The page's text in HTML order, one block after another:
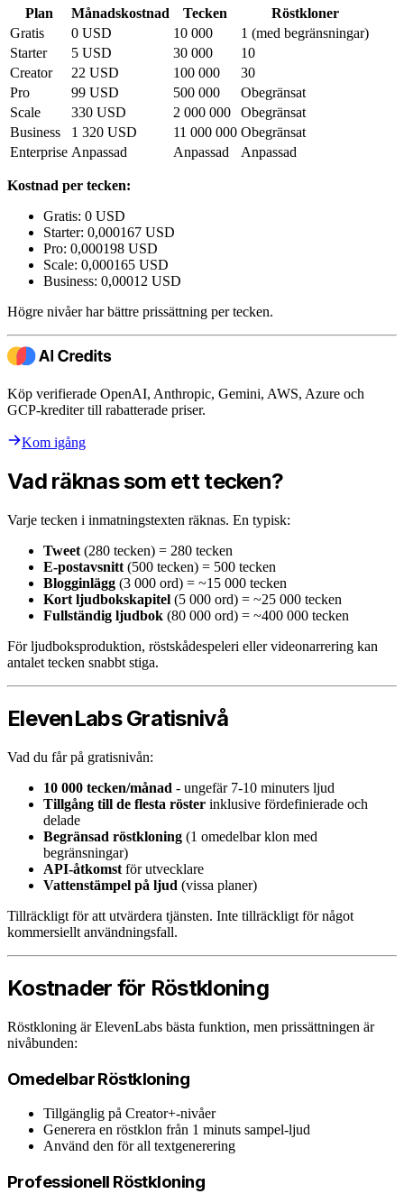
Plan Månadskostnad Tecken
Röstkloner
Gratis
0 USD 10 000
1 (med begränsningar)
Starter
5 USD 30 000
10
Creator
22 USD 100 000
30
Pro
99 USD 500 000
Obegränsat
Scale
330 USD 2 000 000
Obegränsat
Business
1 320 USD 11 000 000 Obegränsat
Enterprise Anpassad Anpassad Anpassad
Kostnad per tecken:
Gratis: 0 USD
Starter: 0,000167 USD
Pro: 0,000198 USD
Scale: 0,000165 USD
Business: 0,00012 USD
Högre nivåer har bättre prissättning per tecken.
Köp verifierade OpenAI, Anthropic, Gemini, AWS, Azure och
GCP-krediter till rabatterade priser.
Kom igång
Vad räknas som ett tecken?
Varje tecken i inmatningstexten räknas. En typisk:
Tweet (280 tecken) = 280 tecken
E-postavsnitt (500 tecken) = 500 tecken
Blogginlägg (3 000 ord) = ~15 000 tecken
Kort ljudbokskapitel (5 000 ord) = ~25 000 tecken
Fullständig ljudbok (80 000 ord) = ~400 000 tecken
För ljudboksproduktion, röstskådespeleri eller videonarrering kan
antalet tecken snabbt stiga.
ElevenLabs Gratisnivå
Vad du får på gratisnivån:
10 000 tecken/månad - ungefär 7-10 minuters ljud
Tillgång till de flesta röster inklusive fördefinierade och
delade
Begränsad röstkloning (1 omedelbar klon med
begränsningar)
API-åtkomst för utvecklare
Vattenstämpel på ljud (vissa planer)
Tillräckligt för att utvärdera tjänsten. Inte tillräckligt för något
kommersiellt användningsfall.
Kostnader för Röstkloning
Röstkloning är ElevenLabs bästa funktion, men prissättningen är
nivåbunden:
Omedelbar Röstkloning
Tillgänglig på Creator+-nivåer
Generera en röstklon från 1 minuts sampel-ljud
Använd den för all textgenerering
Professionell Röstkloning